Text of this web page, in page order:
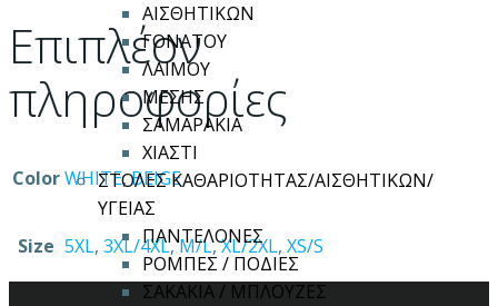
ΑΙΣΘΗΤΙΚΩΝ
ΓΟΝΑΤΟΥ
ΛΑΙΜΟΥ
ΜΕΣΗΣ
ΣΑΜΑΡΑΚΙΑ
ΧΙΑΣΤΙ
ΣΤΟΛΕΣ ΚΑΘΑΡΙΟΤΗΤΑΣ/ΑΙΣΘΗΤΙΚΩΝ/
ΥΓΕΙΑΣ
ΠΑΝΤΕΛΟΝΕΣ
ΡΟΜΠΕΣ / ΠΟΔΙΕΣ
ΣΑΚΑΚΙΑ / ΜΠΛΟΥΖΕΣ
Επιπλέον
πληροφορίες
ColorWHITE,BEIGE
Size 5XL, 3XL/4XL,M/L,XL/2XL, XS/S